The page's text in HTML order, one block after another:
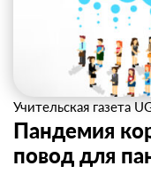
Учительская газета
Пандемия
повод для